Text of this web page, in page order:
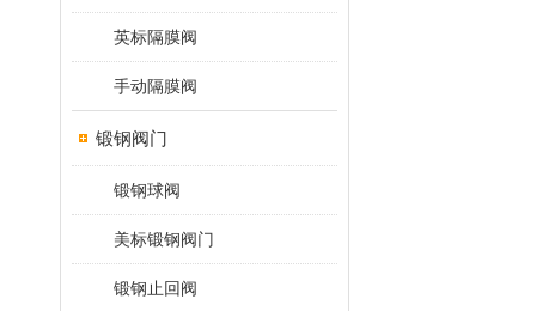
英标隔膜阀
手动隔膜阀
锻钢阀门
锻钢球阀
美标锻钢阀门
锻钢止回阀